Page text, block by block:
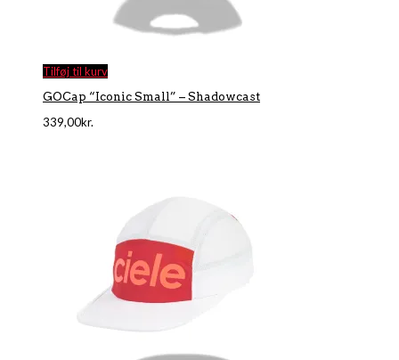
Tilføj til kurv
GOCap “Iconic Small” – Shadowcast
339,00kr.